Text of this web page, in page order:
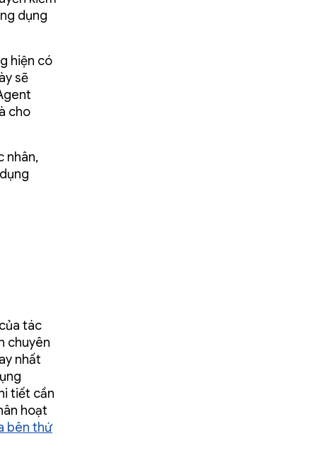
dụng
hiện có
sẽ
cho
nhân,
tác
chuyên
nhất
tiết cần
hoạt
bên thứ